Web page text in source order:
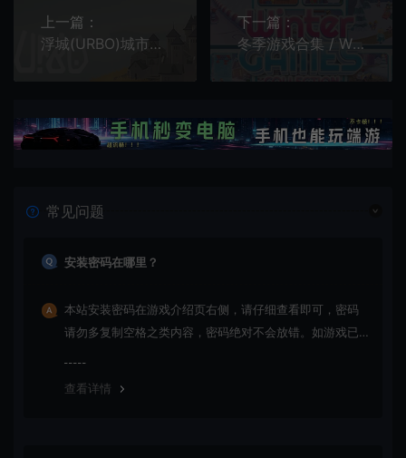
上一篇：
浮城(URBO)城市建造益智游戏|下载
下一篇：
冬季游戏合集 / Winter Games Collection 经典休闲小游戏
常见问题
安装密码在哪里？
本站安装密码在游戏介绍页右侧，请仔细查看即可，密码
请勿多复制空格之类内容，密码绝对不会放错。如游戏已
查看详情